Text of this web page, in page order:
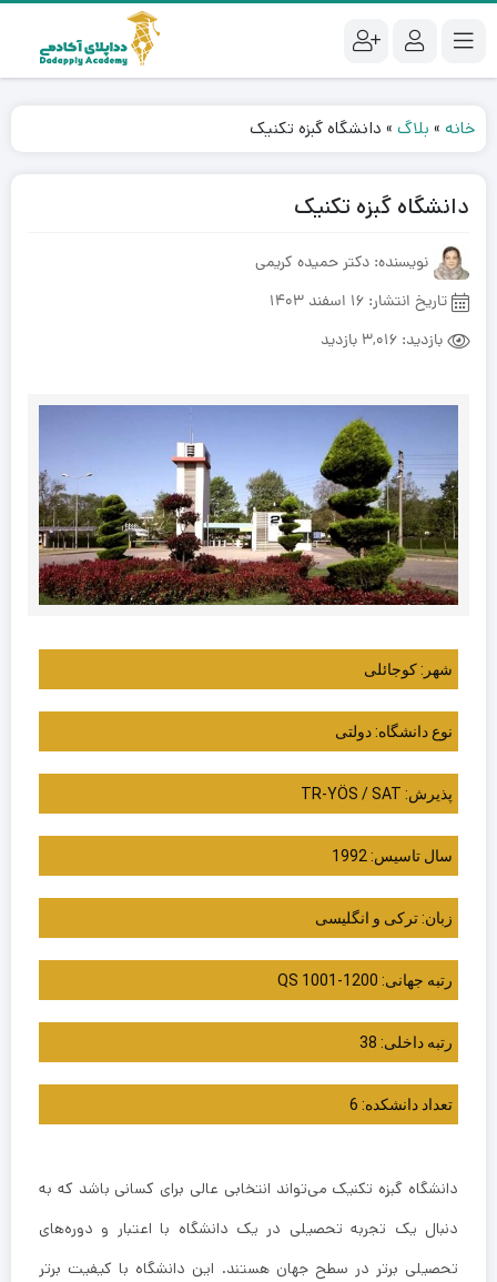
خانه » بلاگ » دانشگاه گبزه تکنیک
دانشگاه گبزه تکنیک
نویسنده: دکتر حمیده کریمی
تاریخ انتشار: 16 اسفند 1403
بازدید: 3,016 بازدید
شهر: کوجائلی
نوع دانشگاه: دولتی
پذیرش: TR-YÖS / SAT
سال تاسیس: 1992
زبان: ترکی و انگلیسی
رتبه جهانی: QS 1001-1200
رتبه داخلی: 38
تعداد دانشکده: 6
دانشگاه گبزه تکنیک می‌تواند انتخابی عالی برای کسانی باشد که به
دنبال یک تجربه تحصیلی در یک دانشگاه با اعتبار و دوره‌های
تحصیلی برتر در سطح جهان هستند. این دانشگاه با کیفیت برتر